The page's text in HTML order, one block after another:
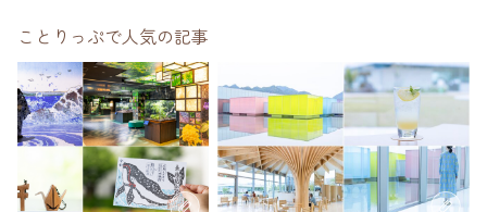
ことりっぷで人気の記事